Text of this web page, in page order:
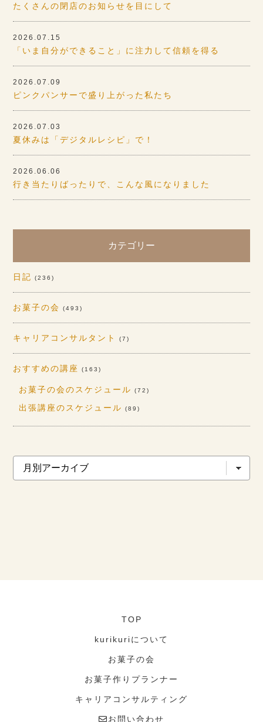
たくさんの閉店のお知らせを目にして
2026.07.15
「いま自分ができること」に注力して信頼を得る
2026.07.09
ピンクパンサーで盛り上がった私たち
2026.07.03
夏休みは「デジタルレシピ」で！
2026.06.06
行き当たりばったりで、こんな風になりました
カテゴリー
日記 (236)
お菓子の会 (493)
キャリアコンサルタント (7)
おすすめの講座 (163)
お菓子の会のスケジュール (72)
出張講座のスケジュール (89)
TOP
kurikuriについて
お菓子の会
お菓子作りプランナー
キャリアコンサルティング
お問い合わせ